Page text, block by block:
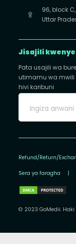
96, block
Uttar
Jisajili
Pata usajili wa
utimamu wa mwili
hivi karibuni
Refund/Return/
Sera ya faragha |
© 2023 GoMedii.